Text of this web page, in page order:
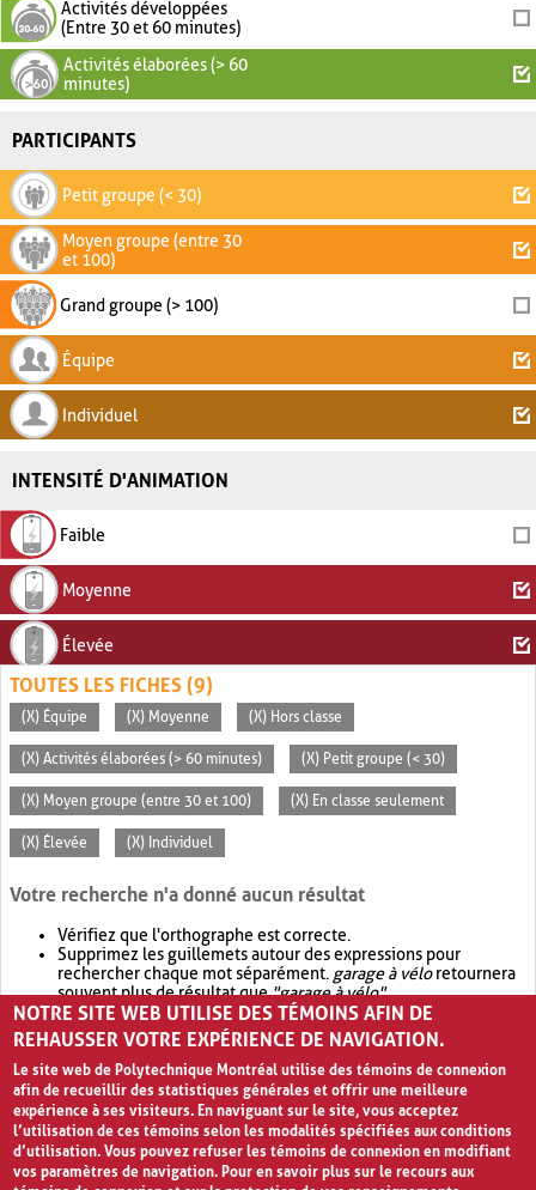
Activités développées
(Entre 30 et 60 minutes)
Activités élaborées (> 60
minutes)
PARTICIPANTS
Petit groupe (< 30)
Moyen groupe (entre 30
et 100)
Grand groupe (> 100)
Équipe
Individuel
INTENSITÉ D'ANIMATION
Faible
Moyenne
Élevée
TOUTES LES FICHES (9)
(X) Équipe (X) Moyenne (X) Hors classe
(X) Activités élaborées (> 60 minutes) (X) Petit groupe (< 30)
(X) Moyen groupe (entre 30 et 100) (X) En classe seulement
(X) Élevée (X) Individuel
Votre recherche n'a donné aucun résultat
Vérifiez que l'orthographe est correcte.
Supprimez les guillemets autour des expressions pour
rechercher chaque mot séparément. garage à véloretournera
souvent plus de résultat que"garage à vélo".
Envisagez d'élargir votre recherche avec OR.garage OR vélo
retournera souvent plus de résultat quegarage à vélo
NOTRE SITE WEB UTILISE DES TÉMOINS AFIN DE
REHAUSSER VOTRE EXPÉRIENCE DE NAVIGATION.
Le site web de Polytechnique Montréal utilise des témoins de connexion
afin de recueillir des statistiques générales et offrir une meilleure
expérience à ses visiteurs. En naviguant sur le site, vous acceptez
l’utilisation de ces témoins selon les modalités spécifiées aux conditions
d’utilisation. Vous pouvez refuser les témoins de connexion en modifiant
vos paramètres de navigation. Pour en savoir plus sur le recours aux